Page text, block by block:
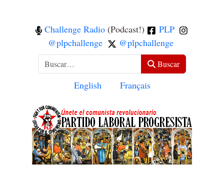
Challenge Radio (Podcast!)
PLP
@plpchallenge
@plpchallenge
Buscar Buscar
Seleccione su idioma
English Français